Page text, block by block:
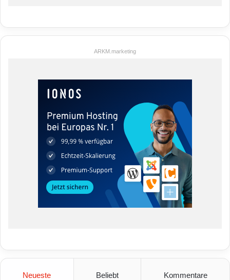
ARKM.marketing
Neueste Beliebt Kommentare